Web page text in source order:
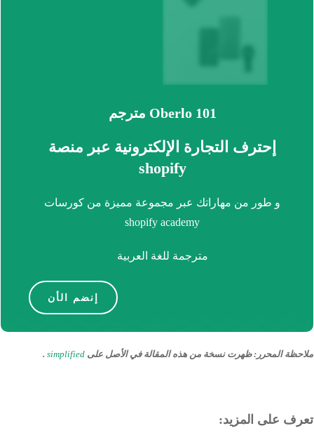
Oberlo 101 مترجم
إحترف التجارة الإلكترونية عبر منصة
shopify
و طور من مهاراتك عبر مجموعة مميزة من كورسات
shopify academy
مترجمة للغة العربية
إنضم الأن
المحرر:ظهرت نسخة من هذه المقالة في الأصل على simplified
.
على المزيد: